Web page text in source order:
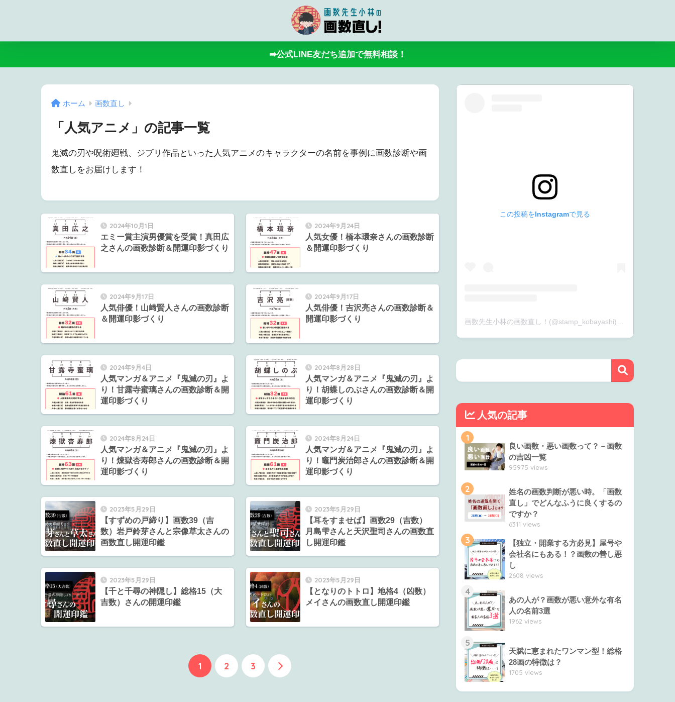
➡公式LINE友だち追加で無料相談！
ホーム 画数直し
「人気アニメ」の記事一覧
鬼滅の刃や呪術廻戦、ジブリ作品といった人気アニメのキャラクターの名前を事例に画数診断や画
数直しをお届けします！
2024年10月1日
エミー賞主演男優賞を受賞！真田広
之さんの画数診断＆開運印影づくり
2024年9月24日
人気女優！橋本環奈さんの画数診断
＆開運印影づくり
2024年9月17日
人気俳優！山﨑賢人さんの画数診断
＆開運印影づくり
2024年9月17日
人気俳優！吉沢亮さんの画数診断＆
開運印影づくり
2024年9月4日
人気マンガ＆アニメ『鬼滅の刃』よ
り！甘露寺蜜璃さんの画数診断＆開
運印影づくり
2024年8月28日
人気マンガ＆アニメ『鬼滅の刃』よ
り！胡蝶しのぶさんの画数診断＆開
運印影づくり
2024年8月24日
人気マンガ＆アニメ『鬼滅の刃』よ
り！煉獄杏寿郎さんの画数診断＆開
運印影づくり
2024年8月24日
人気マンガ＆アニメ『鬼滅の刃』よ
り！竈門炭治郎さんの画数診断＆開
運印影づくり
2023年5月29日
【すずめの戸締り】画数39（吉
数）岩戸鈴芽さんと宗像草太さんの
画数直し開運印鑑
2023年5月29日
【耳をすませば】画数29（吉数）
月島雫さんと天沢聖司さんの画数直
し開運印鑑
2023年5月29日
【千と千尋の神隠し】総格15（大
吉数）さんの開運印鑑
2023年5月29日
【となりのトトロ】地格4（凶数）
メイさんの画数直し開運印鑑
1 2 3
この投稿をInstagramで見る
画数先生小林の画数直し！(@stamp_kobayashi)がシェアした投稿
人気の記事
1
良い画数・悪い画数って？－画数
の吉凶一覧
95975 views
2
姓名の画数判断が悪い時。「画数
直し」でどんなふうに良くするの
ですか？
6311 views
3
【独立・開業する方必見】屋号や
会社名にもある！？画数の善し悪
し
2608 views
4
あの人が？画数が悪い意外な有名
人の名前3選
1962 views
5
天賦に恵まれたワンマン型！総格
28画の特徴は？
1705 views